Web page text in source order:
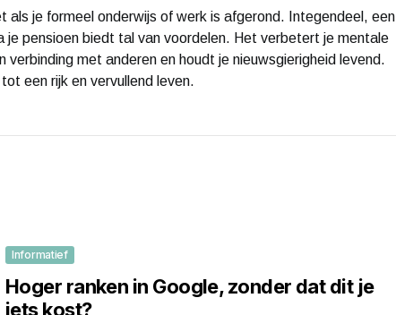
als je formeel onderwijs of werk is afgerond. Integendeel, een
je pensioen biedt tal van voordelen. Het verbetert je mentale
met anderen en houdt je nieuwsgierigheid levend.
een rijk en vervullend leven.
Informatief
Hoger ranken in Google, zonder dat dit je
iets kost?